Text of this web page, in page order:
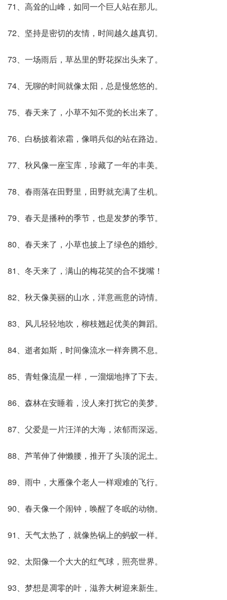
71、高耸的山峰，如同一个巨人站在那儿。
72、坚持是密切的友情，时间越久越真切。
73、一场雨后，草丛里的野花探出头来了。
74、无聊的时间就像太阳，总是慢悠悠的。
75、春天来了，小草不知不觉的长出来了。
76、白杨披着浓霜，像哨兵似的站在路边。
77、秋风像一座宝库，珍藏了一年的丰美。
78、春雨落在田野里，田野就充满了生机。
79、春天是播种的季节，也是发梦的季节。
80、春天来了，小草也披上了绿色的婚纱。
81、冬天来了，满山的梅花笑的合不拢嘴！
82、秋天像美丽的山水，洋意画意的诗情。
83、风儿轻轻地吹，柳枝翘起优美的舞蹈。
84、逝者如斯，时间像流水一样奔腾不息。
85、青蛙像流星一样，一溜烟地摔了下去。
86、森林在安睡着，没人来打扰它的美梦。
87、父爱是一片汪洋的大海，浓郁而深远。
88、芦苇伸了伸懒腰，推开了头顶的泥土。
89、雨中，大雁像个老人一样艰难的飞行。
90、春天像一个闹钟，唤醒了冬眠的动物。
91、天气太热了，就像热锅上的蚂蚁一样。
92、太阳像一个大大的红气球，照亮世界。
93、梦想是凋零的叶，滋养大树迎来新生。